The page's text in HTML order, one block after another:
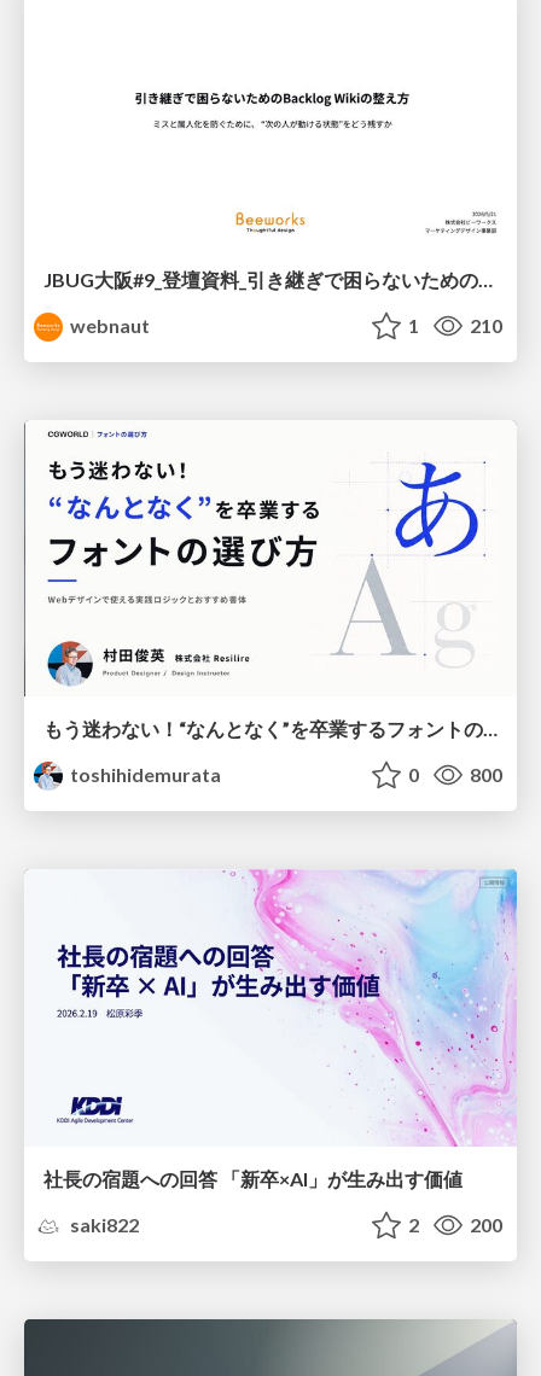
JBUG大阪#9_登壇資料_引き継ぎで困らないためのBacklogWikiの整え方_ミスと属人化を防ぐために、 “次の人が動ける状態”をどう残すか
webnaut
1 210
もう迷わない！“なんとなく”を卒業するフォントの選び方【村田俊英】
toshihidemurata
0 800
社長の宿題への回答 「新卒×AI」が生み出す価値
saki822
2 200